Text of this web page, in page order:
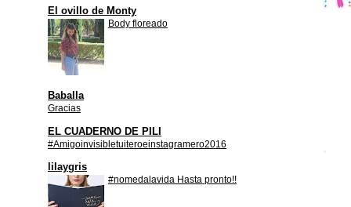
El ovillo de Monty
Body floreado
Baballa
Gracias
EL CUADERNO DE PILI
#Amigoinvisibletuiteroeinstagramero2016
lilaygris
#nomedalavida Hasta pronto!!